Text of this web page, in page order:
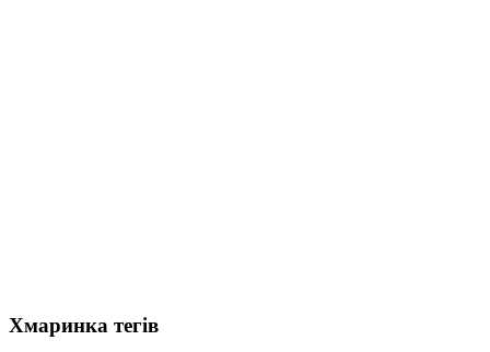
Хмаринка тегів